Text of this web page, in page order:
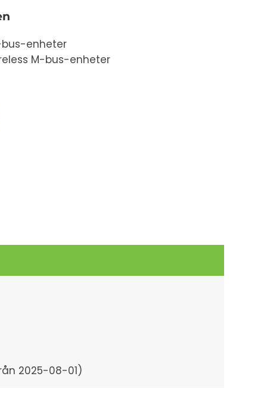
enheter
M-bus-enheter
från 2025-08-01)